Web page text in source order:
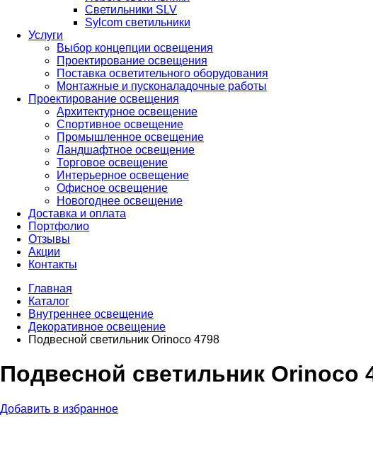
Светильники SLV
Sylcom светильники
Услуги
Выбор концепции освещения
Проектирование освещения
Поставка осветительного оборудования
Монтажные и пусконаладочные работы
Проектирование освещения
Архитектурное освещение
Спортивное освещение
Промышленное освещение
Ландшафтное освещение
Торговое освещение
Интерьерное освещение
Офисное освещение
Новогоднее освещение
Доставка и оплата
Портфолио
Отзывы
Акции
Контакты
Главная
Каталог
Внутреннее оcвещение
Декоративное освещение
Подвесной светильник Orinoco 4798
Подвесной светильник Orinoco
Добавить в избранное